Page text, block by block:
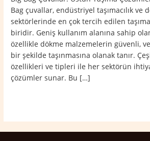
Bag çuvallar, endüstriyel taşımacılık ve
sektörlerinde en çok tercih edilen
biridir. Geniş kullanım alanına sahip
özellikle dökme malzemelerin güvenli,
bir şekilde taşınmasına olanak tanır.
özellikleri ve tipleri ile her sektörün
çözümler sunar. Bu […]